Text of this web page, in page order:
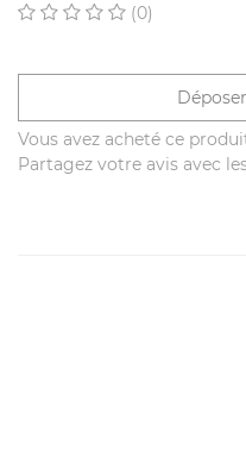
(0)
Vous avez acheté ce
Partagez votre avis avec